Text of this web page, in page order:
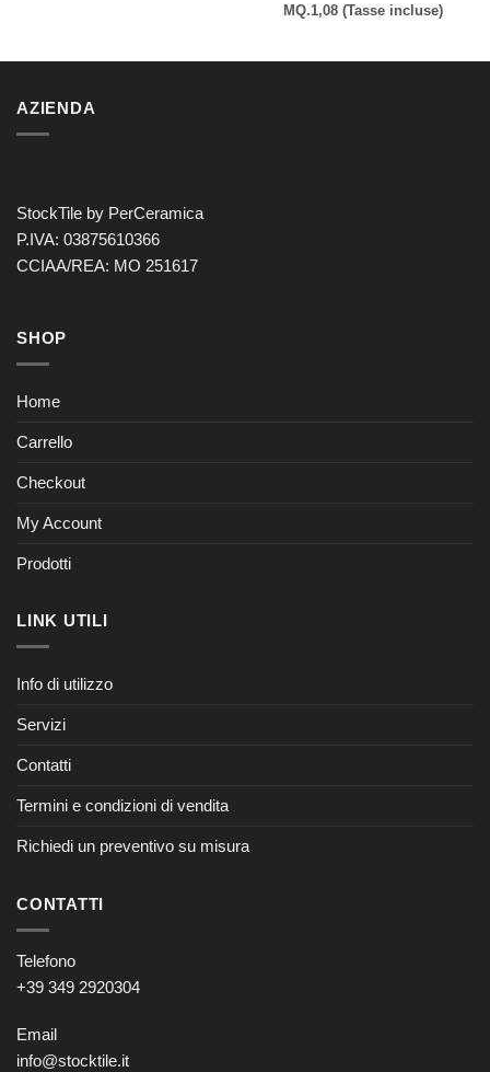
MQ.1,08 (Tasse incluse)
AZIENDA
StockTile by PerCeramica
P.IVA: 03875610366
CCIAA/REA: MO 251617
SHOP
Home
Carrello
Checkout
My Account
Prodotti
LINK UTILI
Info di utilizzo
Servizi
Contatti
Termini e condizioni di vendita
Richiedi un preventivo su misura
CONTATTI
Telefono
+39 349 2920304
Email
info@stocktile.it